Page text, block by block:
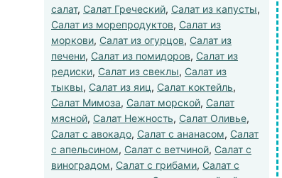
салат, Салат Греческий, Салат из капусты,
Салат из морепродуктов, Салат из
моркови, Салат из огурцов, Салат из
печени, Салат из помидоров, Салат из
редиски, Салат из свеклы, Салат из
тыквы, Салат из яиц, Салат коктейль,
Салат Мимоза, Салат морской, Салат
мясной, Салат Нежность, Салат Оливье,
Салат с авокадо, Салат с ананасом, Салат
с апельсином, Салат с ветчиной, Салат с
виноградом, Салат с грибами, Салат с